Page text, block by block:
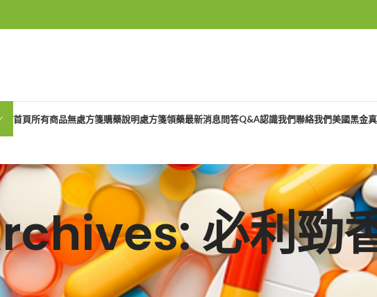
首頁所有商品無處方箋購藥說明處方箋領藥最新消息問答Q&A認識我們聯絡我們美國黑金
必利勁